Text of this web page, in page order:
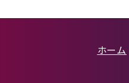
ホーム